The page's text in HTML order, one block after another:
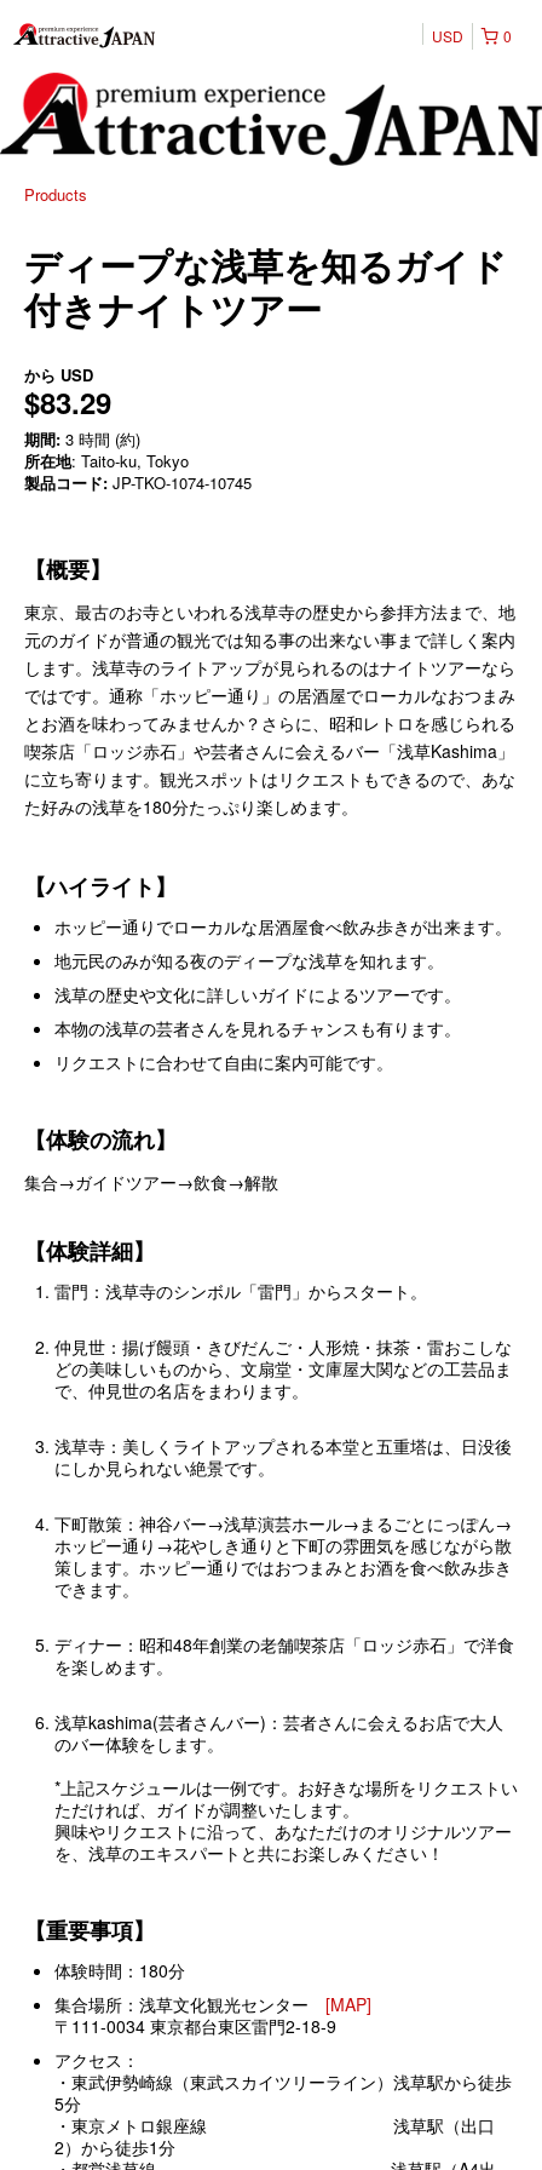
0
USD
Products
ディープな浅草を知るガイド
付きナイトツアー
から USD
$83.29
期間: 3 時間 (約)
所在地: Taito-ku, Tokyo
製品コード: JP-TKO-1074-10745
【概要】
東京、最古のお寺といわれる浅草寺の歴史から参拝方法まで、地
元のガイドが普通の観光では知る事の出来ない事まで詳しく案内
します。浅草寺のライトアップが見られるのはナイトツアーなら
ではです。通称「ホッピー通り」の居酒屋でローカルなおつまみ
とお酒を味わってみませんか？さらに、昭和レトロを感じられる
喫茶店「ロッジ赤石」や芸者さんに会えるバー「浅草Kashima」
に立ち寄ります。観光スポットはリクエストもできるので、あな
た好みの浅草を180分たっぷり楽しめます。
【ハイライト】
ホッピー通りでローカルな居酒屋食べ飲み歩きが出来ます。
地元民のみが知る夜のディープな浅草を知れます。
浅草の歴史や文化に詳しいガイドによるツアーです。
本物の浅草の芸者さんを見れるチャンスも有ります。
リクエストに合わせて自由に案内可能です。
【体験の流れ】
集合→ガイドツアー→飲食→解散
【体験詳細】
雷門：浅草寺のシンボル「雷門」からスタート。
仲見世：揚げ饅頭・きびだんご・人形焼・抹茶・雷おこしな
どの美味しいものから、文扇堂・文庫屋大関などの工芸品ま
で、仲見世の名店をまわります。
浅草寺：美しくライトアップされる本堂と五重塔は、日没後
にしか見られない絶景です。
下町散策：神谷バー→浅草演芸ホール→まるごとにっぽん→
ホッピー通り→花やしき通りと下町の雰囲気を感じながら散
策します。ホッピー通りではおつまみとお酒を食べ飲み歩き
できます。
ディナー：昭和48年創業の老舗喫茶店「ロッジ赤石」で洋食
を楽しめます。
浅草kashima(芸者さんバー)：芸者さんに会えるお店で大人
のバー体験をします。
*上記スケジュールは一例です。お好きな場所をリクエストい
ただければ、ガイドが調整いたします。
興味やリクエストに沿って、あなただけのオリジナルツアー
を、浅草のエキスパートと共にお楽しみください！
【重要事項】
体験時間：180分
集合場所：浅草文化観光センター [MAP]
〒111-0034 東京都台東区雷門2-18-9
アクセス：
・東武伊勢崎線（東武スカイツリーライン）浅草駅から徒歩
5分
・東京メトロ銀座線 浅草駅（出口
2）から徒歩1分